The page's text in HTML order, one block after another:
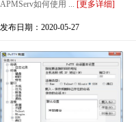
APMServ如何使用 ... [更多详细]
发布日期：2020-05-27